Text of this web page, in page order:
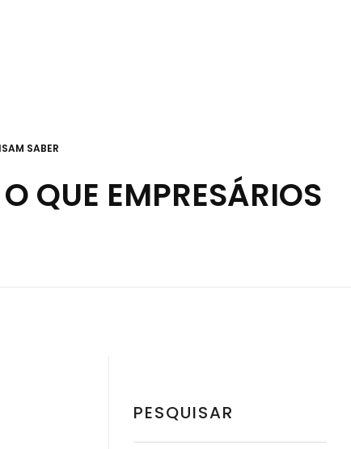
SABER
QUE EMPRESÁRIOS
PESQUISAR